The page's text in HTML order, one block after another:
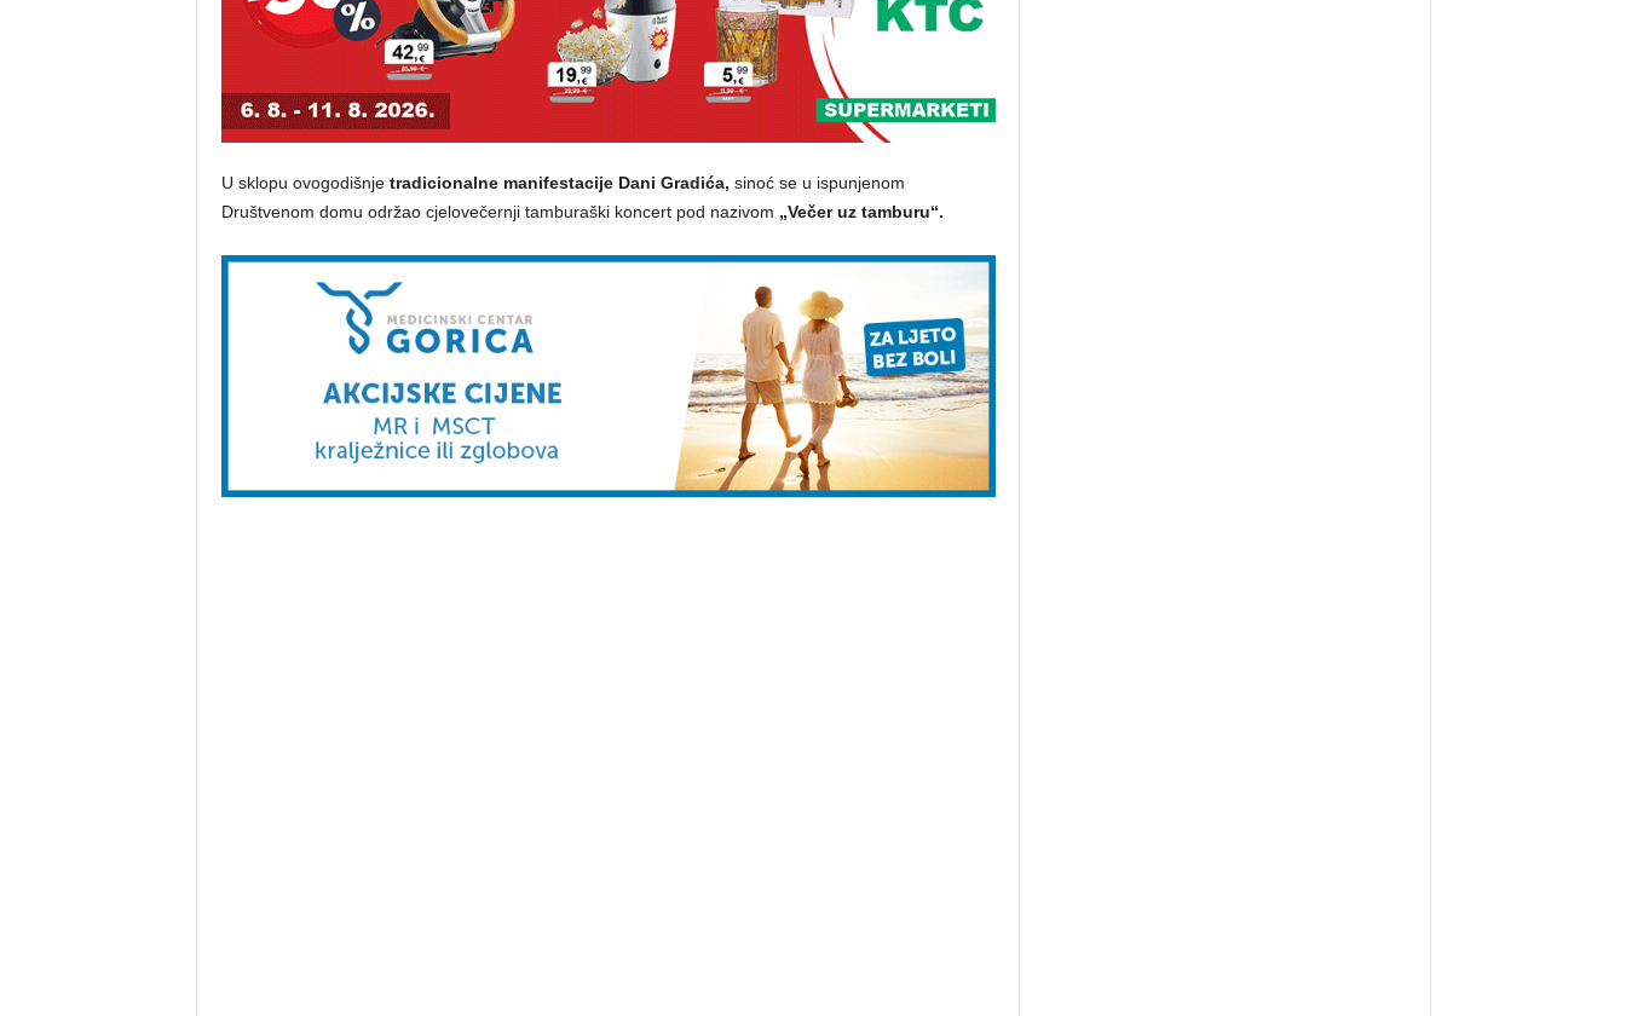
U sklopu ovogodišnjetradicionalne manifestacije Dani Gradića, sinoć se u ispunjenom
Društvenom domu održao cjelovečernji tamburaški koncert pod nazivom „Večer uz tamburu“.